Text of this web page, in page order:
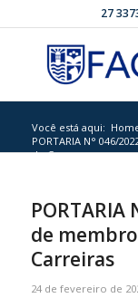
27
Você está aqui:
PORTARIA N° 046/
de C...
de
Carreiras
24 de fevereiro de